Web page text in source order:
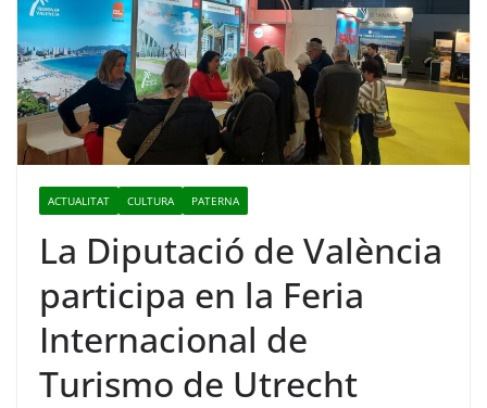
ACTUALITAT CULTURA PATERNA
La Diputació de València
participa en la Feria
Internacional de
Turismo de Utrecht